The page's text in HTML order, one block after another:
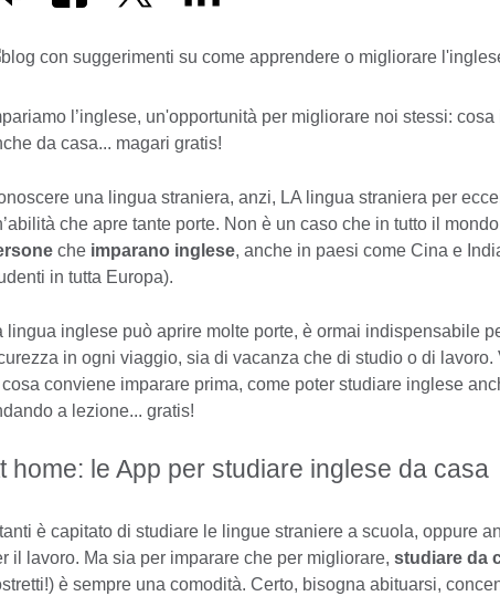
l’inglese, un'opportunità per migliorare noi stessi:
da casa... magari gratis!
una lingua straniera, anzi, LA lingua straniera per
che apre tante porte. Non è un caso che in tutto il
che imparano inglese, anche in paesi come Cina e
in tutta Europa).
lingua inglese può aprire molte porte, è ormai indispensabile
in ogni viaggio, sia di vacanza che di studio o di lavoro.
conviene imparare prima, come poter studiare inglese
a lezione... gratis!
home: le App per studiare inglese da casa
è capitato di studiare le lingue straniere a scuola, oppure
il lavoro. Ma sia per imparare che per migliorare, studiare da
è sempre una comodità. Certo, bisogna abituarsi,